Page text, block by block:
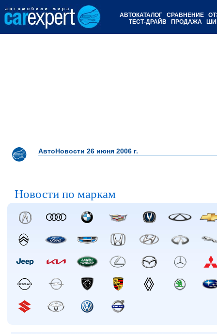
АВТОКАТАЛОГ СРАВНЕНИЕ
ТЕСТ-ДРАЙВ
ПРОДАЖА
АвтоНовости 26 июня 2006 г.
Новости по маркам